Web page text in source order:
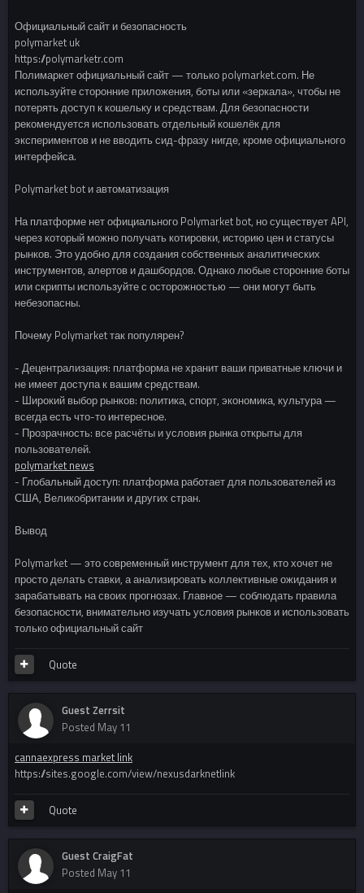
Официальный сайт и безопасность
polymarket uk
https://polymarketr.com
Полимаркет официальный сайт — только polymarket.com. Не
используйте сторонние приложения, боты или «зеркала», чтобы не
потерять доступ к кошельку и средствам. Для безопасности
рекомендуется использовать отдельный кошелёк для
экспериментов и не вводить сид-фразу нигде, кроме официального
интерфейса.
Polymarket bot и автоматизация
На платформе нет официального Polymarket bot, но существует API,
через который можно получать котировки, историю цен и статусы
рынков. Это удобно для создания собственных аналитических
инструментов, алертов и дашбордов. Однако любые сторонние боты
или скрипты используйте с осторожностью — они могут быть
небезопасны.
Почему Polymarket так популярен?
- Децентрализация: платформа не хранит ваши приватные ключи и
не имеет доступа к вашим средствам.
- Широкий выбор рынков: политика, спорт, экономика, культура —
всегда есть что-то интересное.
- Прозрачность: все расчёты и условия рынка открыты для
пользователей.
polymarket news
- Глобальный доступ: платформа работает для пользователей из
США, Великобритании и других стран.
Вывод
Polymarket — это современный инструмент для тех, кто хочет не
просто делать ставки, а анализировать коллективные ожидания и
зарабатывать на своих прогнозах. Главное — соблюдать правила
безопасности, внимательно изучать условия рынков и использовать
только официальный сайт
Quote
Guest Zerrsit
Posted May 11
cannaexpress market link
https://sites.google.com/view/nexusdarknetlink
Quote
Guest CraigFat
Posted May 11